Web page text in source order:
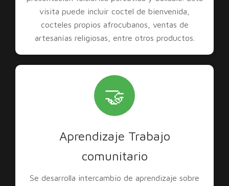
visita puede incluir coctel de bienvenida,
cocteles propios afrocubanos, ventas de
artesanías religiosas, entre otros productos.
🤝
Aprendizaje Trabajo
comunitario
Se desarrolla intercambio de aprendizaje sobre